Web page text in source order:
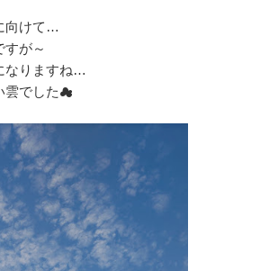
向けて…
すが～
なりますね…
雲でした☁